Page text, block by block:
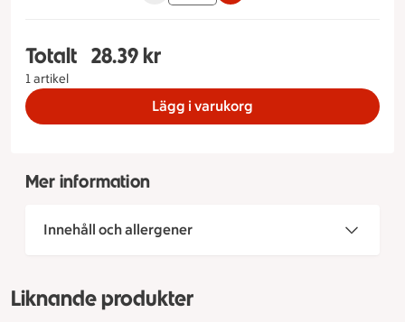
Totalt
1 artikel
Totalt 1 stycken Olympia med skinka & ost,
28.39 kr
Lägg i varukorg
Mer information
Innehåll och allergener
Liknande produkter